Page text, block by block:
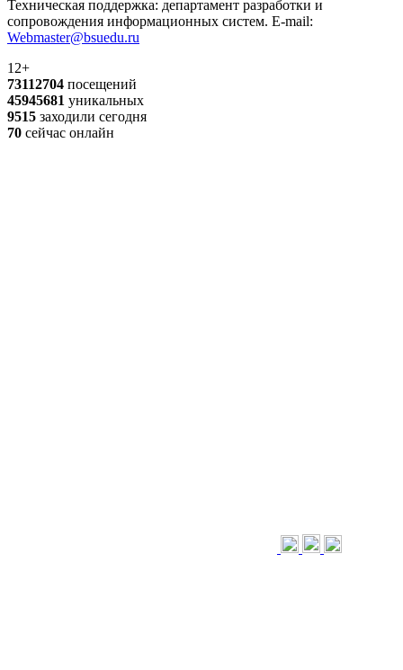
Техническая поддержка: департамент разработки и
сопровождения информационных систем. E-mail:
Webmaster@bsuedu.ru
12+
73112704 посещений
45945681 уникальных
9515 заходили сегодня
70 сейчас онлайн